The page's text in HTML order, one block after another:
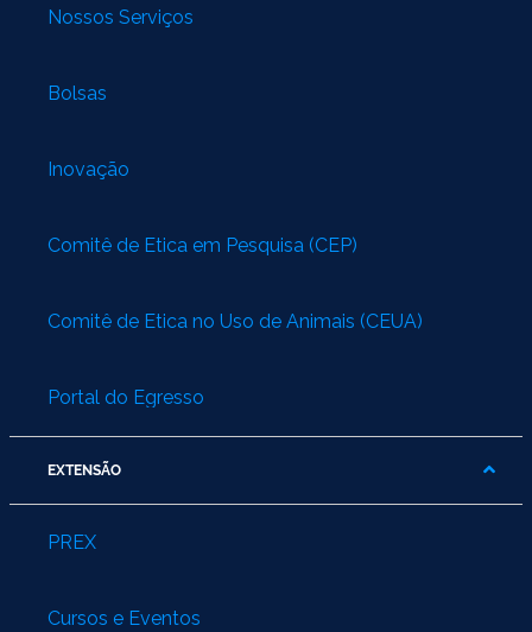
Nossos Serviços
Bolsas
Inovação
Comitê de Ética em Pesquisa (CEP)
Comitê de Ética no Uso de Animais (CEUA)
Portal do Egresso
EXTENSÃO
PREX
Cursos e Eventos